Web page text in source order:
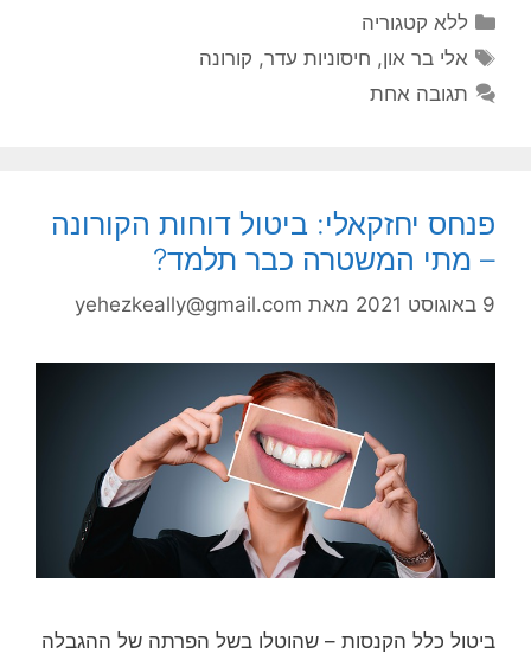
קטגוריות
ללא קטגוריה
תגיות
אלי בר און, חיסוניות עדר, קורונה
תגובה אחת
פנחס יחזקאלי: ביטול דוחות הקורונה
– מתי המשטרה כבר תלמד?
9 באוגוסט 2021 מאת yehezkeally@gmail.com
ביטול כלל הקנסות – שהוטלו בשל הפרתה של ההגבלה